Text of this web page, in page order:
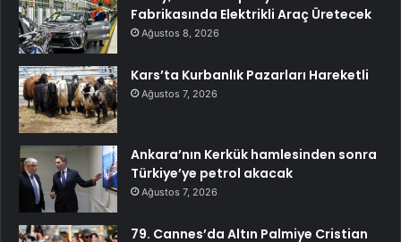
Fabrikasında Elektrikli Araç Üretecek
Ağustos 8, 2026
Kars’ta Kurbanlık Pazarları Hareketli
Ağustos 7, 2026
Ankara’nın Kerkük hamlesinden sonra
Türkiye’ye petrol akacak
Ağustos 7, 2026
79. Cannes’da Altın Palmiye Cristian